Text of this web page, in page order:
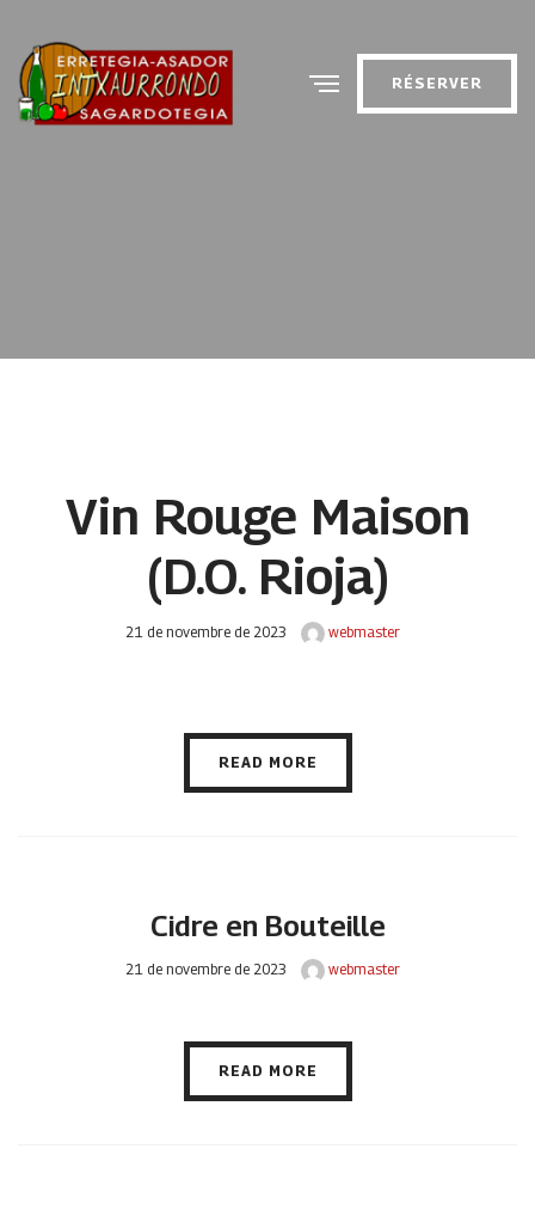
RÉSERVER
Vin Rouge Maison
(D.O. Rioja)
21 de novembre de 2023 webmaster
READ MORE
Cidre en Bouteille
21 de novembre de 2023 webmaster
READ MORE